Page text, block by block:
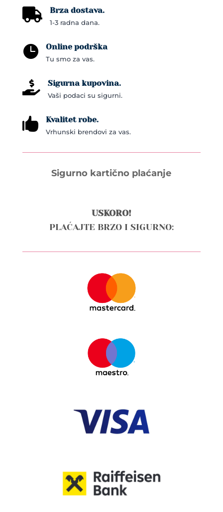
 Brza dostava.
1-3 radna dana.
 Online podrška
Tu smo za vas.
 Sigurna kupovina.
Vaši podaci su sigurni.
 Kvalitet robe.
Vrhunski brendovi za vas.
Sigurno kartično plaćanje
USKORO!
PLAĆAJTE BRZO I SIGURNO: